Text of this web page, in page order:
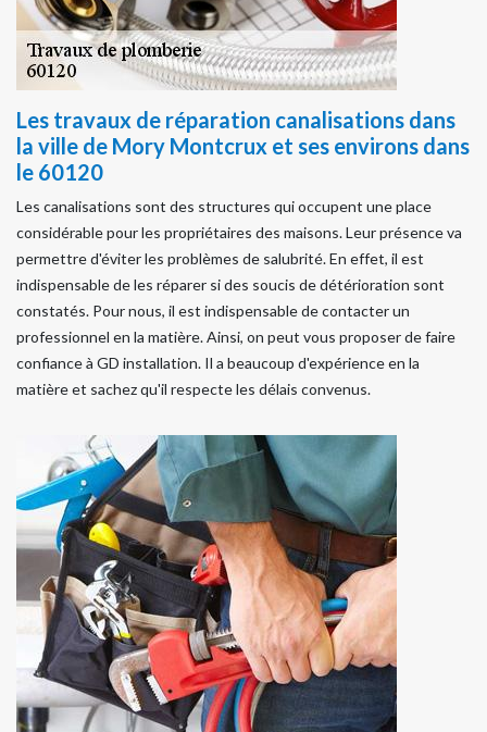
Les travaux de réparation canalisations dans
la ville de Mory Montcrux et ses environs dans
le 60120
Les canalisations sont des structures qui occupent une place
considérable pour les propriétaires des maisons. Leur présence va
permettre d'éviter les problèmes de salubrité. En effet, il est
indispensable de les réparer si des soucis de détérioration sont
constatés. Pour nous, il est indispensable de contacter un
professionnel en la matière. Ainsi, on peut vous proposer de faire
confiance à GD installation. Il a beaucoup d'expérience en la
matière et sachez qu'il respecte les délais convenus.